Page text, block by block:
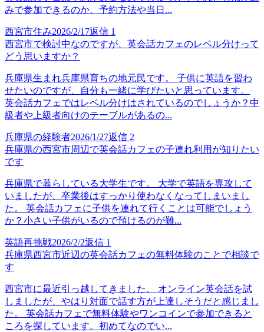
みで参加できるのか、予約方法や当日...
西宮市住み2026/2/17返信 1
西宮市で検討中なのですが、英会話カフェのレベル分けって
どう思いますか？
兵庫県生まれ兵庫県育ちの地元民です。 子供に英語を習わ
せたいのですが、自分も一緒に学びたいと思っています。
英会話カフェではレベル分けはされているのでしょうか？中
級者や上級者向けのテーブルがあるの...
兵庫県の経験者2026/1/27返信 2
兵庫県の西宮市周辺で英会話カフェの子連れ利用が知りたい
です
兵庫県で暮らしている大学生です。 大学で英語を専攻して
いましたが、卒業後はすっかり使わなくなってしまいまし
た。 英会話カフェに子供を連れて行くことは可能でしょう
か？小さい子供がいるので預けるのが難...
英語再挑戦2026/2/2返信 1
兵庫県西宮市近辺の英会話カフェの無料体験のことで相談で
す
西宮市に最近引っ越してきました。 オンライン英会話を試
しましたが、やはり対面で話す方が上達しそうだと感じまし
た。 英会話カフェで無料体験やワンコインで参加できると
ころを探しています。初めてなのでい...